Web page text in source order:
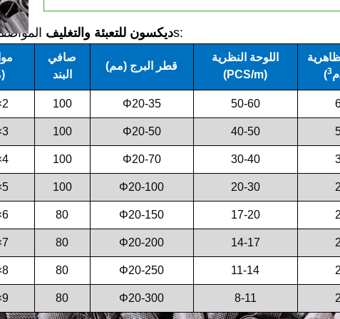
ديكسون للتعبئة والتغليفs:
(مم)
صافي
البند
قطر البرج (مم)
اللوحة النظرية
(PCS/m)
م3
100 Φ20-35 50-60
100 Φ20-50 40-50
100 Φ20-70 30-40
100 Φ20-100 20-30
80 Φ20-150 17-20
80 Φ20-200 14-17
80 Φ20-250 11-14
80 Φ20-300 8-11